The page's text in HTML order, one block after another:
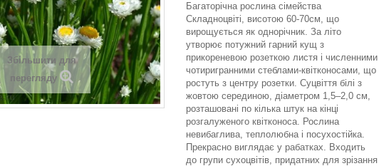
Збільшити для
перегляду
Багаторічна рослина сімейства
Складноцвіті, висотою 60-70см, що
вирощується як однорічник. За літо
утворює потужний гарний кущ з
прикореневою розеткою листя і численними
чотиригранними стеблами-квітконосами, що
ростуть з центру розетки. Суцвіття білі з
жовтою серединою, діаметром 1,5–2,0 см,
розташовані по кілька штук на кінці
розгалуженого квітконоса. Рослина
невибаглива, теплолюбна і посухостійка.
Прекрасно виглядає у рабатках. Входить
до групи сухоцвітів, придатних для зрізання